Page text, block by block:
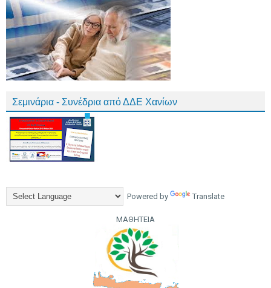
Σεμινάρια - Συνέδρια από ΔΔΕ Χανίων
Powered by Translate
ΜΑΘΗΤΕΙΑ